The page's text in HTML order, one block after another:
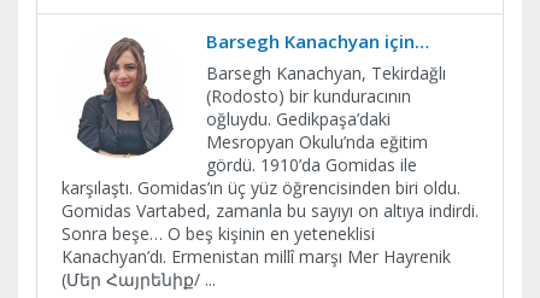
Barsegh Kanachyan için…
Barsegh Kanachyan, Tekirdağlı
(Rodosto) bir kunduracının
oğluydu. Gedikpaşa’daki
Mesropyan Okulu’nda eğitim
gördü. 1910’da Gomidas ile
karşılaştı. Gomidas’ın üç yüz öğrencisinden biri oldu.
Gomidas Vartabed, zamanla bu sayıyı on altıya indirdi.
Sonra beşe… O beş kişinin en yeteneklisi
Kanachyan’dı. Ermenistan millî marşı Mer Hayrenik
(Մեր Հայրենիք/ ...